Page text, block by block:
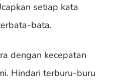
setiap kata
bata.
dengan kecepatan
Hindari terburu-buru